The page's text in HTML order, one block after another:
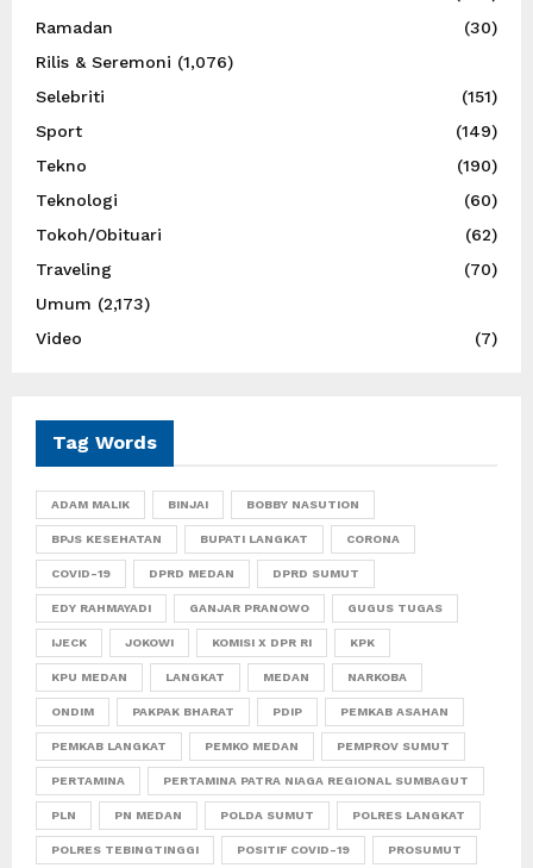
Ramadan
(30)
Rilis & Seremoni (1,076)
Selebriti
(151)
Sport
(149)
Tekno
(190)
Teknologi
(60)
Tokoh/Obituari
(62)
Traveling
(70)
Umum (2,173)
Video
(7)
Tag Words
ADAM MALIK BINJAI BOBBY NASUTION
BPJS KESEHATAN BUPATI LANGKAT CORONA
COVID-19 DPRD MEDAN DPRD SUMUT
EDY RAHMAYADI GANJAR PRANOWO GUGUS TUGAS
IJECK JOKOWI KOMISI X DPR RI KPK
KPU MEDAN LANGKAT MEDAN NARKOBA
ONDIM PAKPAK BHARAT PDIP PEMKAB ASAHAN
PEMKAB LANGKAT PEMKO MEDAN PEMPROV SUMUT
PERTAMINA PERTAMINA PATRA NIAGA REGIONAL SUMBAGUT
PLN PN MEDAN POLDA SUMUT POLRES LANGKAT
POLRES TEBINGTINGGI POSITIF COVID-19 PROSUMUT